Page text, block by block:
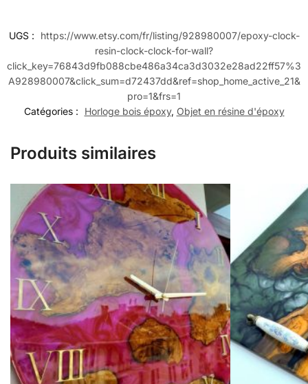
UGS :
https://www.etsy.com/fr/listing/928980007/epoxy-clock-
resin-clock-clock-for-wall?
click_key=76843d9fb088cbe486a34ca3d3032e28ad22ff57%3
A928980007&click_sum=d72437dd&ref=shop_home_active_21&
pro=1&frs=1
Catégories :
Horloge bois époxy, Objet en résine d'époxy
Produits similaires